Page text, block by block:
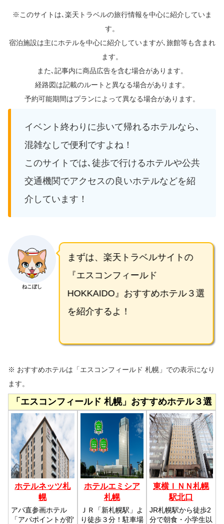
※このサイトは､楽天トラベルの旅行情報を中心に紹介していま
す。
宿泊施設は主にホテルを中心に紹介していますが､旅館等も含まれ
ます。
また､記事内に商品広告を含む場合があります。
経路図は記載のルートと異なる場合があります。
予約可能期間はプランによって異なる場合があります。
イベント終わりに歩いて帰れるホテルなら､
混雑なしで便利ですよね！
このサイトでは､徒歩で行けるホテルや公共
交通機関でアクセスの良いホテルなどを紹
介しています！
ねこぼし
まずは、楽天トラベルサイトの
『エスコンフィールド
HOKKAIDO』おすすめホテル３選
を紹介するよ！
※ おすすめホテルは「エスコンフィールド 札幌」での表示になり
ます。
「エスコンフィールド 札幌」おすすめホテル３選
ホテルネッツ札
幌
アパ直参画ホテル
「アパポイントが貯
ホテルエミシア
札幌
ＪＲ「新札幌駅」よ
り徒歩３分！駐車場
東横ＩＮＮ札幌
駅北口
JR札幌駅から徒歩2
分で朝食・小学生以